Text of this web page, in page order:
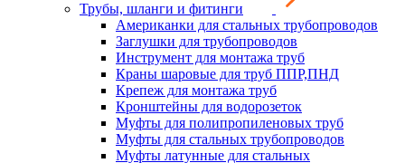
Трубы, шланги и фитинги
Американки для стальных трубопроводов
Заглушки для трубопроводов
Инструмент для монтажа труб
Краны шаровые для труб ППР,ПНД
Крепеж для монтажа труб
Кронштейны для водорозеток
Муфты для полипропиленовых труб
Муфты для стальных трубопроводов
Муфты латунные для стальных